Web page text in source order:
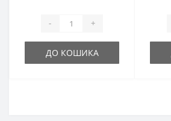
- +
ДО КОШИКА